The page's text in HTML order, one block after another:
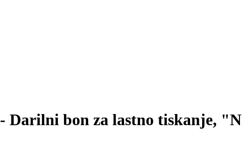
Darilni bon za lastno tiskanje,